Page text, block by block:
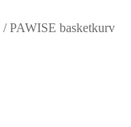
/PAWISE basketkurv